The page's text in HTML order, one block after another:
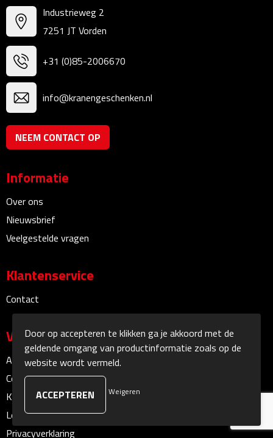
Broeken
Korte broeken
Lange broeken
Rokken
Ondergoed & Sokken
Caps, Hoeden & Mutsen
Caps
Hoeden
Mutsen
Oorwarmers
Zonnekleppen
Handschoenen & Sjaals
Industrieweg 2
7251 JT Vorden
+31 (0)85-2006670
info@kranengeschenken.nl
NEEM CONTACT OP
Informatie
Over ons
Nieuwsbrief
Veelgestelde vragen
Klantenservice
Contact
Veilig winkelen
Algemene voorwaarden
Cookieverklaring
Klachtenprocedure
Leveringsvoorwaarden
Privacyverklaring
Door op accepteren te klikken ga je akkoord met de
geldende omgang van productinformatie zoals op de
website wordt vermeld.
Weigeren